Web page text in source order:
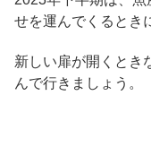
せを運んでくるとき
新しい扉が開くとき
んで行きましょう。